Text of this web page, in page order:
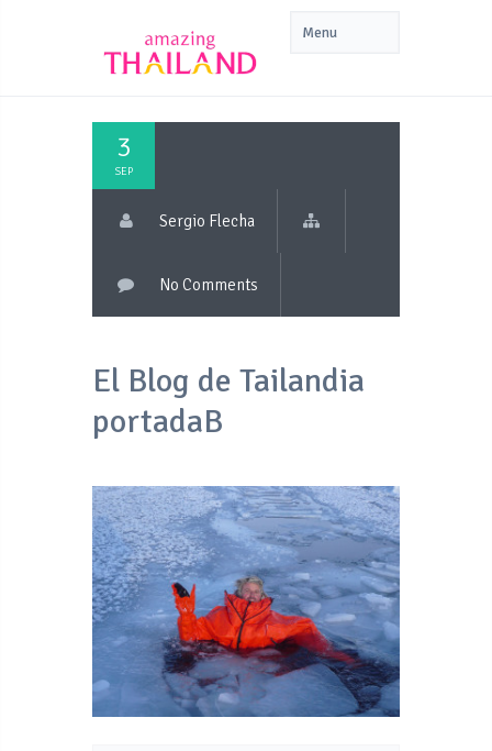
3
SEP
Sergio Flecha
No Comments
El Blog de Tailandia
portadaB